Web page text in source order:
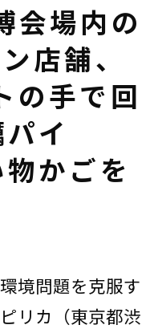
会場内の
店舗、
の手で回
イ
かごを
境問題を克服す
リカ（東京都渋